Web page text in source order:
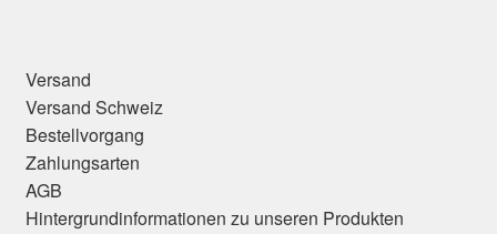
Versand
Versand Schweiz
Bestellvorgang
Zahlungsarten
AGB
Hintergrundinformationen zu unseren Produkten